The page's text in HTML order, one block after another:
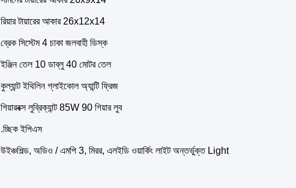
রিয়ার টায়ারের আকার 26x12x14
ব্রেক সিস্টেম 4 চাকা জলবাহী ডিস্ক
ইঞ্জিন তেল 10 ডাব্লু 40 মোটর তেল
কুল্যান্ট ইথিলিন গ্লাইকোল অ্যান্টি ফ্রিজ
গিয়ারবক্স লুব্রিক্যান্ট 85W 90 গিয়ার লুব
.চ্ছিক ইপিএস
উইঞ্চশিল্ড, অডিও / এমপি 3, মিরর, এলইডি ওয়ার্কিং লাইট অন্তর্ভুক্ত Light